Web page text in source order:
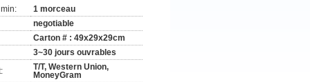
1 morceau
negotiable
Carton # : 49x29x29cm
3~30 jours ouvrables
T/T, Western Union,
MoneyGram